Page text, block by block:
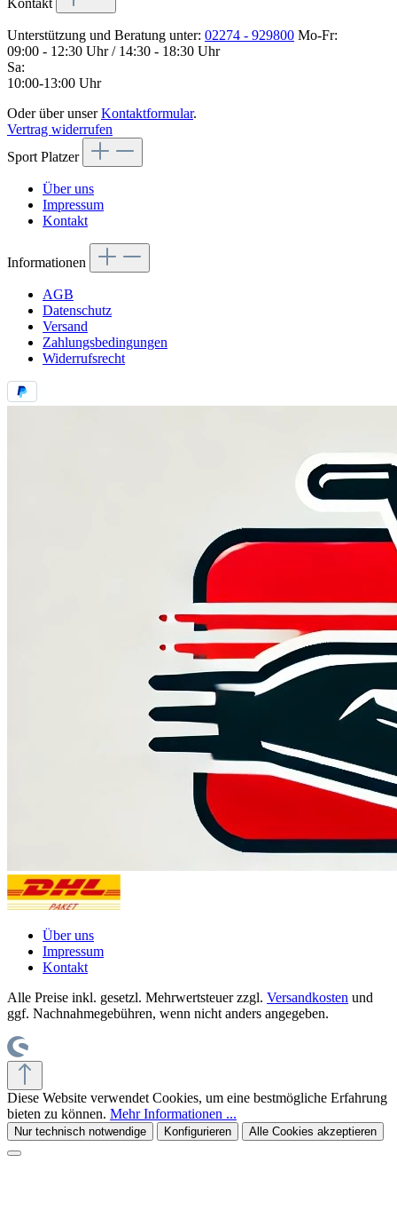
Kontakt
Unterstützung und Beratung unter: 02274 - 929800 Mo-Fr:
09:00 - 12:30 Uhr / 14:30 - 18:30 Uhr
Sa:
10:00-13:00 Uhr
Oder über unserKontaktformular.
Vertrag widerrufen
Sport Platzer
Über uns
Impressum
Kontakt
Informationen
AGB
Datenschutz
Versand
Zahlungsbedingungen
Widerrufsrecht
Über uns
Impressum
Kontakt
Alle Preise inkl. gesetzl. Mehrwertsteuer zzgl. Versandkosten und
ggf. Nachnahmegebühren, wenn nicht anders angegeben.
Diese Website verwendet Cookies, um eine bestmögliche Erfahrung
bieten zu können. Mehr Informationen ...
Nur technisch notwendige Konfigurieren Alle Cookies akzeptieren